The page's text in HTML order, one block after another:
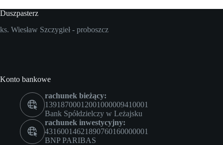
Duszpasterz
ks. Wiesław Szczygieł - proboszcz
Konto bankowe
rachunek bieżący:
13918700012001000009410001
Bank Spółdzielczy w Leżajsku
rachunek inwestycyjny:
43160014621890760160000001
BNP PARIBAS